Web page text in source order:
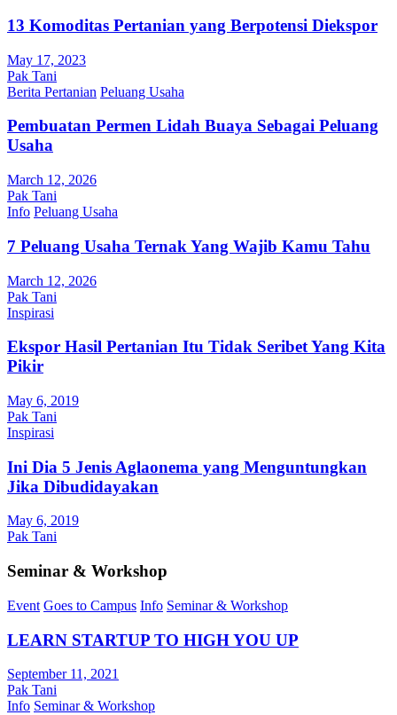
13 Komoditas Pertanian yang Berpotensi Diekspor
May 17, 2023
Pak Tani
Berita Pertanian Peluang Usaha
Pembuatan Permen Lidah Buaya Sebagai Peluang
Usaha
March 12, 2026
Pak Tani
Info Peluang Usaha
7 Peluang Usaha Ternak Yang Wajib Kamu Tahu
March 12, 2026
Pak Tani
Inspirasi
Ekspor Hasil Pertanian Itu Tidak Seribet Yang Kita
Pikir
May 6, 2019
Pak Tani
Inspirasi
Ini Dia 5 Jenis Aglaonema yang Menguntungkan
Jika Dibudidayakan
May 6, 2019
Pak Tani
Seminar & Workshop
Event Goes to Campus Info Seminar & Workshop
LEARN STARTUP TO HIGH YOU UP
September 11, 2021
Pak Tani
Info Seminar & Workshop